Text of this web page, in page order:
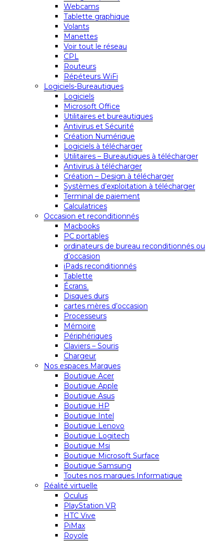
Webcams
Tablette graphique
Volants
Manettes
Voir tout le réseau
CPL
Routeurs
Répéteurs WiFi
Logiciels-Bureautiques
Logiciels
Microsoft Office
Utilitaires et bureautiques
Antivirus et Sécurité
Création Numérique
Logiciels à télécharger
Utilitaires – Bureautiques à télécharger
Antivirus à télécharger
Création – Design à télécharger
Systèmes d’exploitation à télécharger
Terminal de paiement
Calculatrices
Occasion et reconditionnés
Macbooks
PC portables
ordinateurs de bureau reconditionnés ou
d’occasion
iPads reconditionnés
Tablette
Écrans
Disques durs
cartes mères d’occasion
Processeurs
Mémoire
Périphériques
Claviers – Souris
Chargeur
Nos espaces Marques
Boutique Acer
Boutique Apple
Boutique Asus
Boutique HP
Boutique Intel
Boutique Lenovo
Boutique Logitech
Boutique Msi
Boutique Microsoft Surface
Boutique Samsung
Toutes nos marques Informatique
Réalité virtuelle
Oculus
PlayStation VR
HTC Vive
PiMax
Royole